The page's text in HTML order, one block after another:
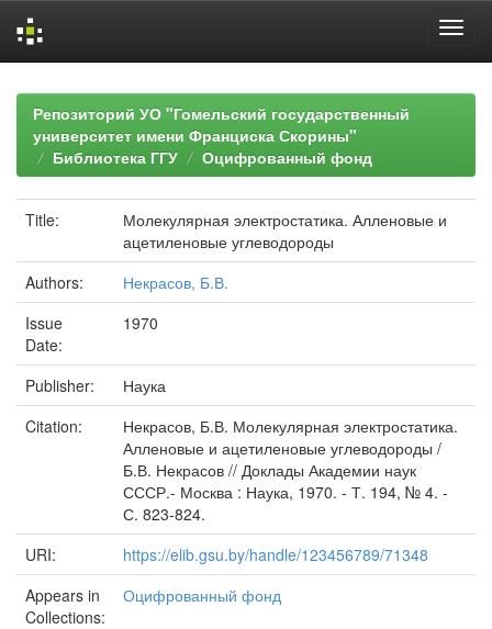
navigationРепозиторий УО "Гомельский государственный
университет имени Франциска Скорины"
Библиотека ГГУ
Оцифрованный фонд
Title:
Молекулярная электростатика. Алленовые и
ацетиленовые углеводороды
Authors:
Некрасов, Б.В.
Issue
Date:
1970
Publisher:
Наука
Citation:
Некрасов, Б.В. Молекулярная электростатика.
Алленовые и ацетиленовые углеводороды /
Б.В. Некрасов // Доклады Академии наук
СССР.- Москва : Наука, 1970. - Т. 194, № 4. -
С. 823-824.
URI:
https://elib.gsu.by/handle/123456789/71348
Appears in
Collections:
Оцифрованный фонд